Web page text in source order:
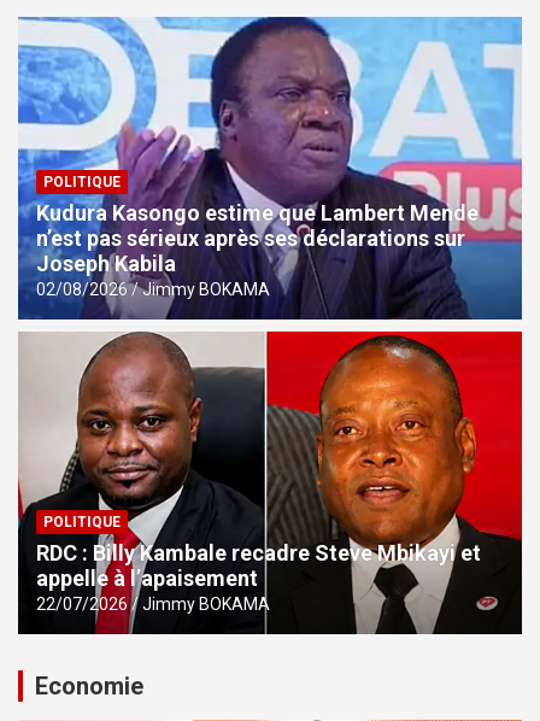
POLITIQUE
Kudura Kasongo estime que Lambert Mende
n’est pas sérieux après ses déclarations sur
Joseph Kabila
02/08/2026 Jimmy BOKAMA
POLITIQUE
RDC : Billy Kambale recadre Steve Mbikayi et
appelle à l’apaisement
22/07/2026 Jimmy BOKAMA
Economie